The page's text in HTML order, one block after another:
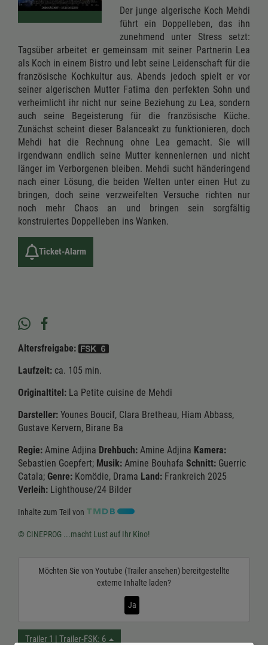
Der junge algerische Koch Mehdi
führt ein Doppelleben, das ihn
zunehmend unter Stress setzt:
Tagsüber arbeitet er gemeinsam mit seiner Partnerin Lea
als Koch in einem Bistro und lebt seine Leidenschaft für die
französische Kochkultur aus. Abends jedoch spielt er vor
seiner algerischen Mutter Fatima den perfekten Sohn und
verheimlicht ihr nicht nur seine Beziehung zu Lea, sondern
auch seine Begeisterung für die französische Küche.
Zunächst scheint dieser Balanceakt zu funktionieren, doch
Mehdi hat die Rechnung ohne Lea gemacht. Sie will
irgendwann endlich seine Mutter kennenlernen und nicht
länger im Verborgenen bleiben. Mehdi sucht händeringend
nach einer Lösung, die beiden Welten unter einen Hut zu
bringen, doch seine verzweifelten Versuche richten nur
noch mehr Chaos an und bringen sein sorgfältig
konstruiertes Doppelleben ins Wanken.
Ticket-Alarm
Altersfreigabe:
Laufzeit: ca. 105 min.
Originaltitel: La Petite cuisine de Mehdi
Darsteller: Younes Boucif, Clara Bretheau, Hiam Abbass,
Gustave Kervern, Birane Ba
Regie: Amine Adjina Drehbuch: Amine Adjina Kamera:
Sebastien Goepfert; Musik: Amine Bouhafa Schnitt: Guerric
Catala; Genre: Komödie, Drama Land: Frankreich 2025
Verleih: Lighthouse/24 Bilder
Inhalte zum Teil von
© CINEPROG ...macht Lust auf Ihr Kino!
Möchten Sie von Youtube (Trailer ansehen) bereitgestellte
externe Inhalte laden?
Ja
Trailer 1 | Trailer-FSK: 6